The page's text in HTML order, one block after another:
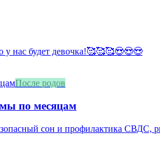
у нас будет девочка!🥰🥰🥰😍😍😍
После родов
по месяцам
сон и профилактика СВДС,